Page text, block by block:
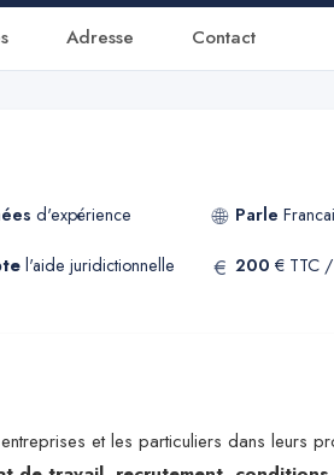
Adresse Contact
d'expérience 🌐 Parle
l'aide juridictionnelle € 200 € TTC
et les particuliers dans leurs